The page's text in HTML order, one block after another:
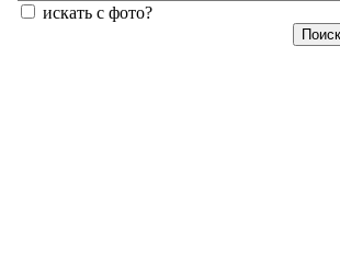
искать с фото?